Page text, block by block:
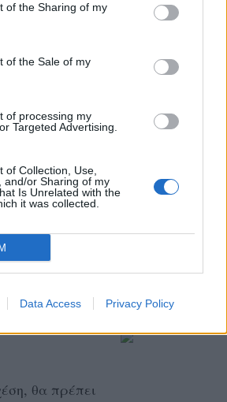
of the Sharing of my
of the Sale of my
of processing my
Targeted Advertising.
of Collection, Use,
and/or Sharing of my
Is Unrelated with the
it was collected.
Data Access Privacy Policy
το χρόνο,
το μόνο
είναι να
μπορείτε,
τομείς της ζωής
θα πρέπει